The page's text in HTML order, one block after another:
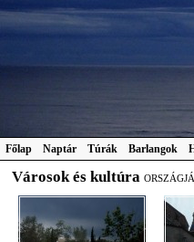
Főlap Naptár Túrák Barlangok
Városok és kultúra